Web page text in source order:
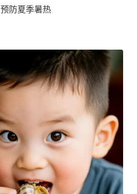
预防夏季暑热